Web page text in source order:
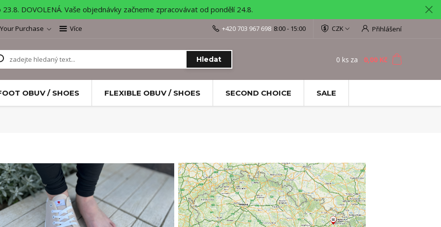
DOVOLENÁ. Vaše objednávky začneme zpracovávat od pondělí 24.8.
Purchase Více CZK Přihlášení
Hledat
+420 703 967 698 8:00 - 15:00
0 ks za 0,00 Kč
OBUV / SHOES FLEXIBLE OBUV / SHOES SECOND CHOICE SALE